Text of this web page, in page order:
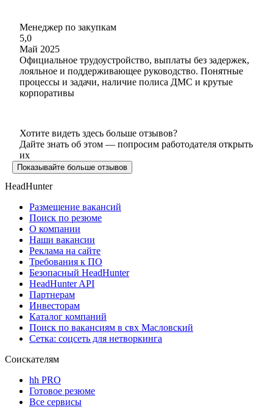
Менеджер по закупкам
5,0
Май 2025
Официальное трудоустройство, выплаты без задержек,
лояльное и поддерживающее руководство. Понятные
процессы и задачи, наличие полиса ДМС и крутые
корпоративы
Хотите видеть здесь больше отзывов?
Дайте знать об этом — попросим работодателя открыть
их
Показывайте больше отзывов
HeadHunter
Размещение вакансий
Поиск по резюме
О компании
Наши вакансии
Реклама на сайте
Требования к ПО
Безопасный HeadHunter
HeadHunter API
Партнерам
Инвесторам
Каталог компаний
Поиск по вакансиям в свх Масловский
Сетка: соцсеть для нетворкинга
Соискателям
hh PRO
Готовое резюме
Все сервисы